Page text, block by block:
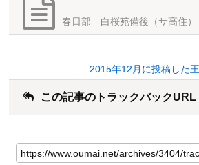
春日部 白桜苑備後（サ高住
2015年12月に投稿した
この記事のトラックバックURL